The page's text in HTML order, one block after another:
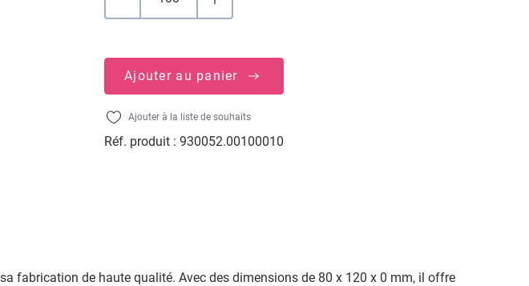
Ajouter au panier
Ajouter à la liste de souhaits
Réf. produit : 930052.00100010
fabrication de haute qualité. Avec des dimensions de 80 x 120 x 0 mm, il offre